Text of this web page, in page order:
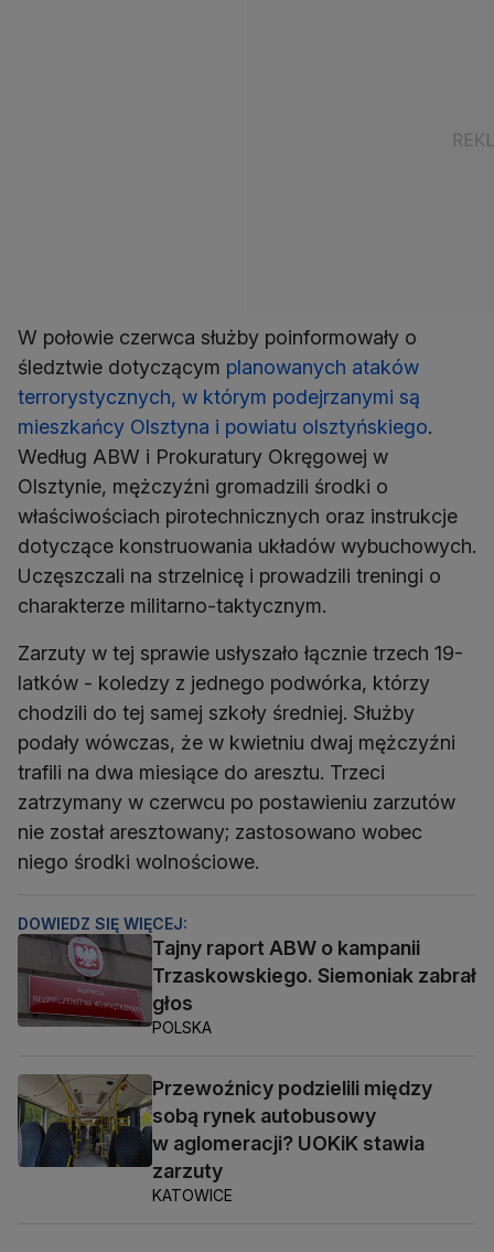
W połowie czerwca służby poinformowały o
śledztwie dotyczącym planowanych ataków
terrorystycznych, w którym podejrzanymi są
mieszkańcy Olsztyna i powiatu olsztyńskiego.
Według ABW i Prokuratury Okręgowej w
Olsztynie, mężczyźni gromadzili środki o
właściwościach pirotechnicznych oraz instrukcje
dotyczące konstruowania układów wybuchowych.
Uczęszczali na strzelnicę i prowadzili treningi o
charakterze militarno-taktycznym.
Zarzuty w tej sprawie usłyszało łącznie trzech 19-
latków - koledzy z jednego podwórka, którzy
chodzili do tej samej szkoły średniej. Służby
podały wówczas, że w kwietniu dwaj mężczyźni
trafili na dwa miesiące do aresztu. Trzeci
zatrzymany w czerwcu po postawieniu zarzutów
nie został aresztowany; zastosowano wobec
niego środki wolnościowe.
DOWIEDZ SIĘ WIĘCEJ:
Tajny raport ABW o kampanii
Trzaskowskiego. Siemoniak zabrał
głos
POLSKA
Przewoźnicy podzielili między
sobą rynek autobusowy
w aglomeracji? UOKiK stawia
zarzuty
KATOWICE